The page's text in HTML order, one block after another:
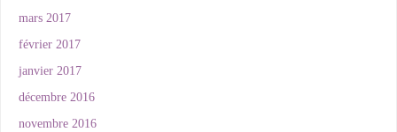
mars 2017
février 2017
janvier 2017
décembre 2016
novembre 2016